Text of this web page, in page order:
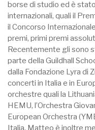
borse di studio ed è
internazionali, quali il
il Concorso
premi, primi premi
Recentemente gli sono
parte della Guildhall
dalla Fondazione Lyra di
concerti in Italia e in
orchestre quali la
HEMU, l’Orchestra
European Orchestra
Italia. Matteo è inoltre